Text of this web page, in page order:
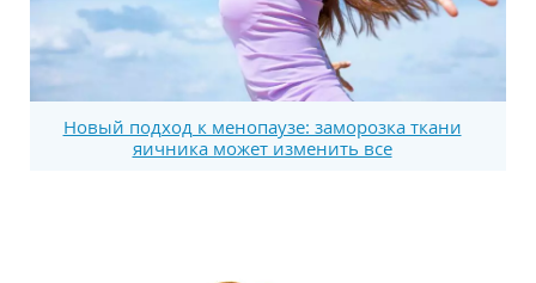
Новый подход к менопаузе: заморозка ткани
яичника может изменить все